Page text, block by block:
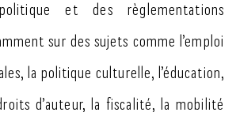
et des règlementations
sur des sujets comme l’emploi
la politique culturelle, l’éducation,
d’auteur, la fiscalité, la mobilité